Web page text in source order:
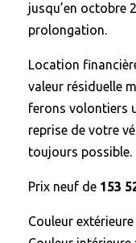
jusqu’en octobre
prolongation.
Location
valeur résiduelle
ferons volontiers
reprise de votre
toujours possible.
Prix neuf de 153
Couleur